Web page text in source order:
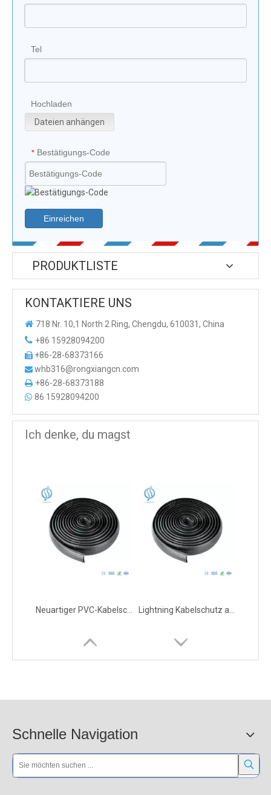
Tel
Hochladen
Dateien anhängen
* Bestätigungs-Code
Einreichen
PRODUKTLISTE
KONTAKTIERE UNS
 718 Nr. 10,1 North 2 Ring, Chengdu, 610031, China
 +86 15928094200
 +86-28-68373166
 whb316@rongxiangcn.com
 +86-28-68373188
 86 15928094200
Ich denke, du magst
Schnelle Navigation